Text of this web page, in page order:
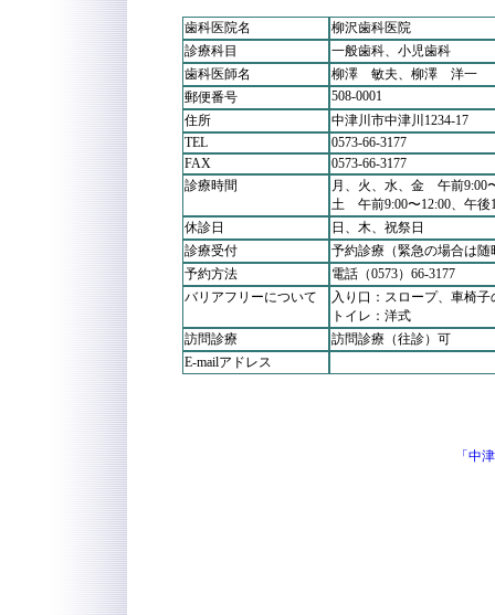
歯科医院名
柳沢歯科医院
診療科目
一般歯科、小児歯科
歯科医師名
柳澤 敏夫、柳澤 洋一
郵便番号
508-0001
住所
中津川市中津川1234-17
TEL
0573-66-3177
FAX
0573-66-3177
診療時間
月、火、水、金 午前9:00
土 午前9:00〜12:00、午後
休診日
日、木、祝祭日
診療受付
予約診療（緊急の場合は随
予約方法
電話（0573）66-3177
バリアフリーについて
入り口：スロープ、車椅
トイレ：洋式
訪問診療
訪問診療（往診）可
E-mailアドレス
「中